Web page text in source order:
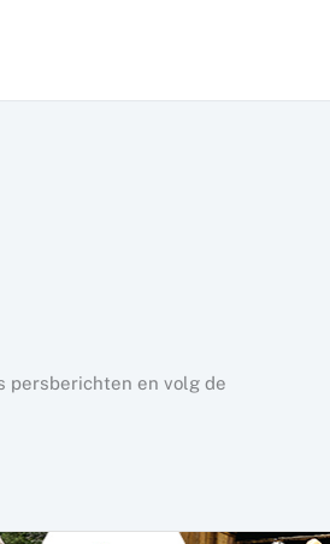
persberichten en volg de